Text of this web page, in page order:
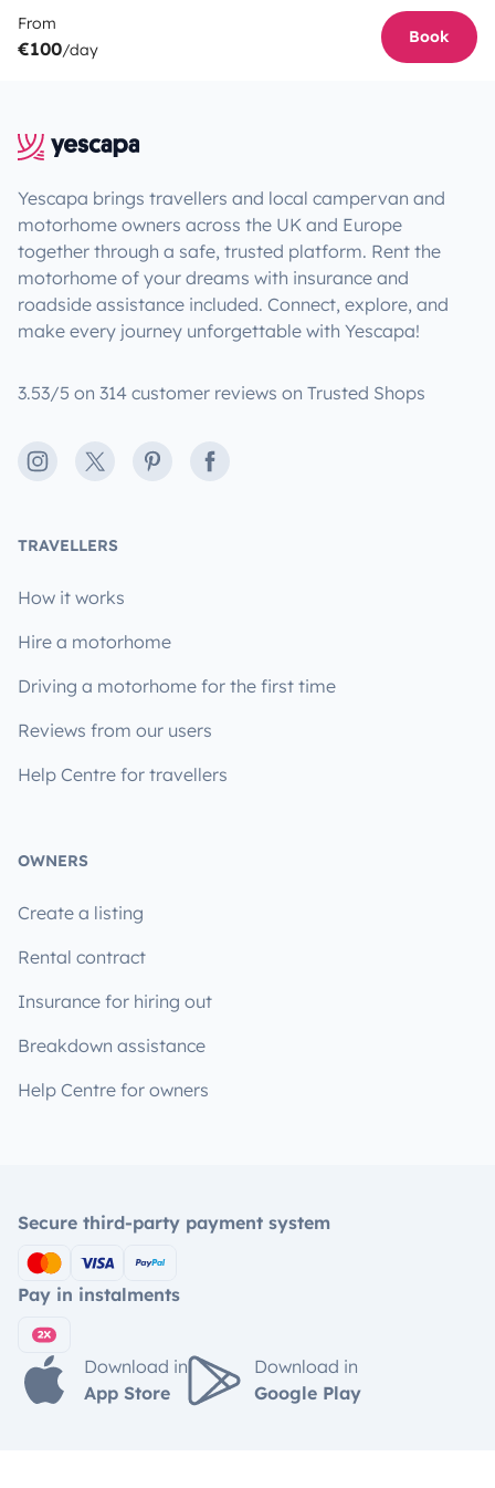
From
€100/day
Book
Yescapa brings travellers and local campervan and
motorhome owners across the UK and Europe
together through a safe, trusted platform. Rent the
motorhome of your dreams with insurance and
roadside assistance included. Connect, explore, and
make every journey unforgettable with Yescapa!
3.53/5 on 314 customer reviews on Trusted Shops
Instagram
X PinterestFacebook
TRAVELLERS
How it works
Hire a motorhome
Driving a motorhome for the first time
Reviews from our users
Help Centre for travellers
OWNERS
Create a listing
Rental contract
Insurance for hiring out
Breakdown assistance
Help Centre for owners
Secure third-party payment system
Pay in instalments
Download in
App Store
Download in
Google Play